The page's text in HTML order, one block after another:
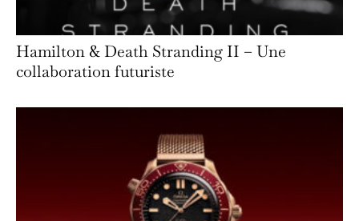
Hamilton & Death Stranding II – Une
collaboration futuriste